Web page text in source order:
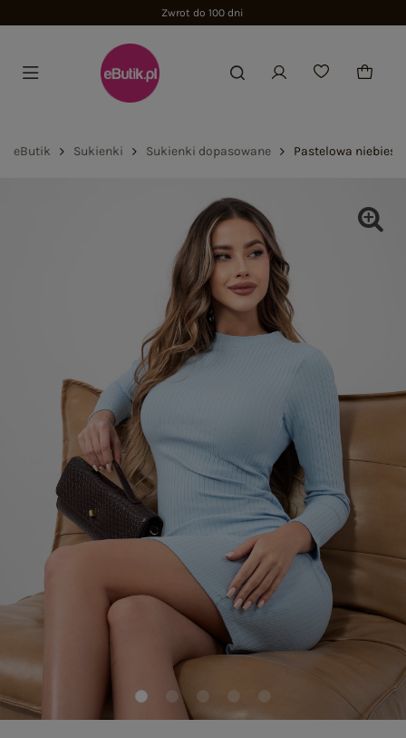
Zwrot do 100 dni
eButik Sukienki Sukienki dopasowane Pastelowa